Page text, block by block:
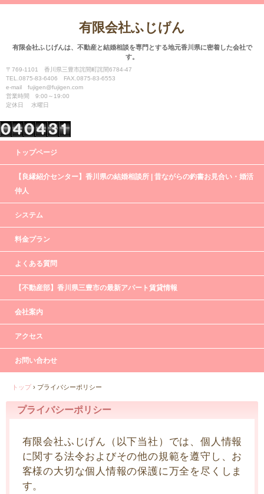
有限会社ふじげん
有限会社ふじげんは、不動産と結婚相談を専門とする地元香川県に密着した会社で
す。
〒769-1101 香川県三豊市詫間町詫間6784-47
TEL.0875-83-6406 FAX.0875-83-6553
e-mail fujigen@fujigen.com
営業時間 9:00～19:00
定休日 水曜日
トップページ
【良縁紹介センター】香川県の結婚相談所 | 昔ながらの釣書お見合い・婚活
仲人
システム
料金プラン
よくある質問
【不動産部】香川県三豊市の最新アパート賃貸情報
会社案内
アクセス
お問い合わせ
トップ › プライバシーポリシー
プライバシーポリシー
有限会社ふじげん（以下当社）では、個人情報
に関する法令およびその他の規範を遵守し、お
客様の大切な個人情報の保護に万全を尽くしま
す。